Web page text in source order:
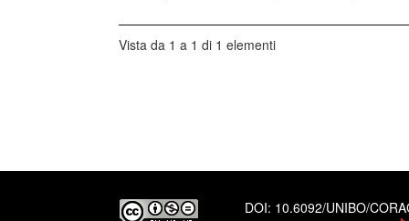
Vista da 1 a 1 di 1 elementi
DOI: 10.6092/UNIBO/